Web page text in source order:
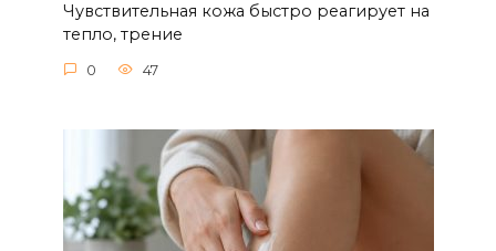
Чувствительная кожа быстро реагирует на
тепло, трение
0 47